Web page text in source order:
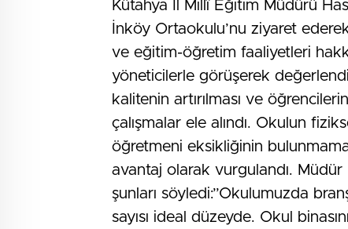
Kütahya İl Millî Eğitim Müdürü
İnköy Ortaokulu’nu ziyaret
ve eğitim-öğretim faaliyetleri
yöneticilerle görüşerek
kalitenin artırılması ve
çalışmalar ele alındı. Okulun
öğretmeni eksikliğinin
avantaj olarak vurgulandı. Müdür
şunları söyledi:”Okulumuzda
sayısı ideal düzeyde. Okul